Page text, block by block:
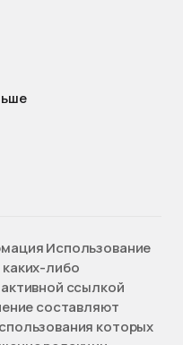
Использование
либо
ссылкой
составляют
которых